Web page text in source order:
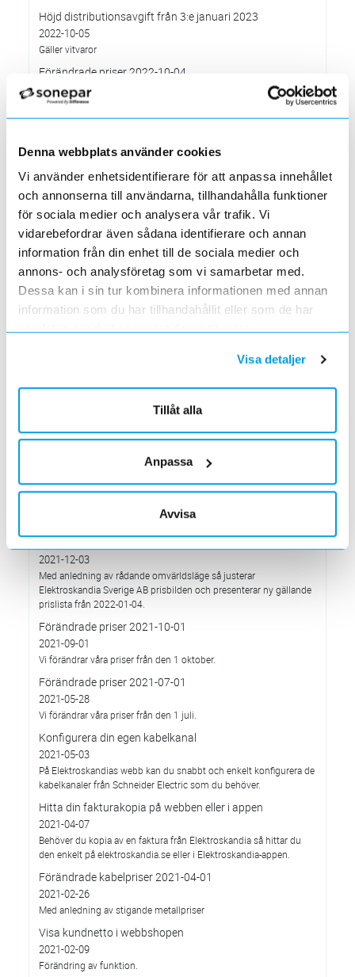
Denna webbplats använder cookies
Vi använder enhetsidentifierare för att anpassa innehållet
och annonserna till användarna, tillhandahålla funktioner
för sociala medier och analysera vår trafik. Vi
vidarebefordrar även sådana identifierare och annan
information från din enhet till de sociala medier och
annons- och analysföretag som vi samarbetar med.
Dessa kan i sin tur kombinera informationen med annan
information som du har tillhandahållit eller som de har
samlat in när du har använt deras tjänster.
Visa detaljer
Tillåt alla
Anpassa
Avvisa
Höjd distributionsavgift från 3:e januari 2023
2022-10-05
Gäller vitvaror
Förändrade priser 2022-10-04
2022-09-04
Den 1 juni har vi ny adress i Södertälje
2022-05-27
Grundkurs för installatörer av Charge Amps produkter
2022-04-01
Förändrade priser 2022-05-01
Med anledning av stigande råvarupriser.
hållbarhetsarbete
Det oberoende analysföretaget Ecovadis har tilldelat
Med anledning av Rysslands invasion av Ukraina
2022-03-03
pågående affärsrelationer med Ryssland & Belarus.
Förändrade priser 2022-04-01
Med anledning av stigande komponent- och metallpriser.
Prisavisering per den 4:e januari 2022
2021-12-03
Med anledning av rådande omvärldsläge så justerar
Elektroskandia Sverige AB prisbilden och presenterar ny gällande
prislista från 2022-01-04.
Förändrade priser 2021-10-01
2021-09-01
Vi förändrar våra priser från den 1 oktober.
Förändrade priser 2021-07-01
2021-05-28
Vi förändrar våra priser från den 1 juli.
Konfigurera din egen kabelkanal
2021-05-03
På Elektroskandias webb kan du snabbt och enkelt konfigurera de
kabelkanaler från Schneider Electric som du behöver.
Hitta din fakturakopia på webben eller i appen
2021-04-07
Behöver du kopia av en faktura från Elektroskandia så hittar du
den enkelt på elektroskandia.se eller i Elektro­skandia-appen.
Förändrade kabelpriser 2021-04-01
2021-02-26
Med anledning av stigande metallpriser
Visa kundnetto i webbshopen
2021-02-09
Förändring av funktion.